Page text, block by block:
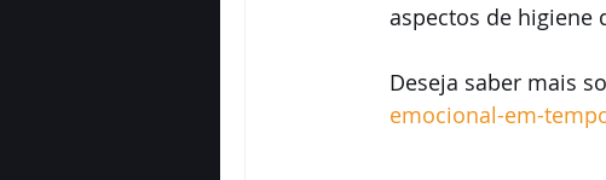
aspectos de higiene
Deseja saber mais
emocional-em-